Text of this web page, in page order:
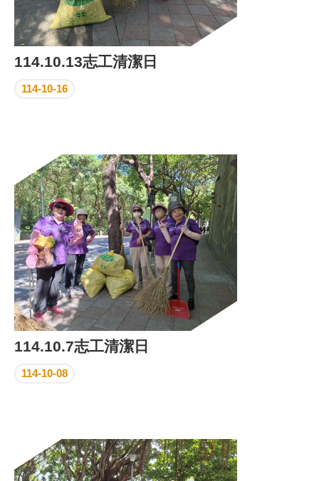
114.10.13志工清潔日
114-10-16
114.10.7志工清潔日
114-10-08